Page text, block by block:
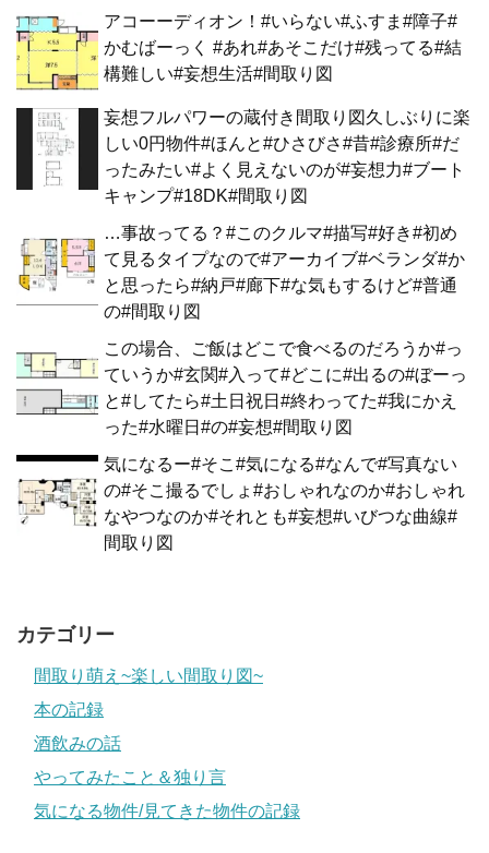
アコーーディオン！#いらない#ふすま#障子#
かむばーっく #あれ#あそこだけ#残ってる#結
構難しい#妄想生活#間取り図
妄想フルパワーの蔵付き間取り図久しぶりに楽
しい0円物件#ほんと#ひさびさ#昔#診療所#だ
ったみたい#よく見えないのが#妄想力#ブート
キャンプ#18DK#間取り図
…事故ってる？#このクルマ#描写#好き#初め
て見るタイプなので#アーカイブ#ベランダ#か
と思ったら#納戸#廊下#な気もするけど#普通
の#間取り図
この場合、ご飯はどこで食べるのだろうか#っ
ていうか#玄関#入って#どこに#出るの#ぼーっ
と#してたら#土日祝日#終わってた#我にかえ
った#水曜日#の#妄想#間取り図
気になるー#そこ#気になる#なんで#写真ない
の#そこ撮るでしょ#おしゃれなのか#おしゃれ
なやつなのか#それとも#妄想#いびつな曲線#
間取り図
カテゴリー
間取り萌え~楽しい間取り図~
本の記録
酒飲みの話
やってみたこと＆独り言
気になる物件/見てきた物件の記録